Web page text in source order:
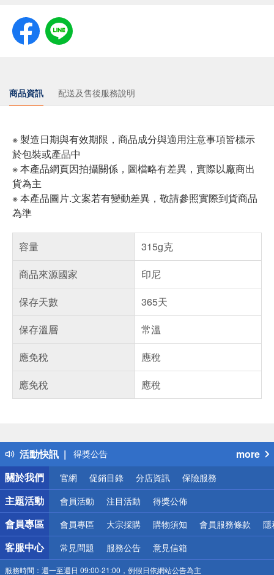
商品資訊 配送及售後服務說明
※ 製造日期與有效期限，商品成分與適用注意事項皆標示
於包裝或產品中
※ 本產品網頁因拍攝關係，圖檔略有差異，實際以廠商出
貨為主
※ 本產品圖片.文案若有變動差異，敬請參照實際到貨商品
為準
容量
315g克
商品來源國家
印尼
保存天數
365天
保存溫層
常溫
應免稅
應稅
應免稅
應稅
活動快訊
得獎公告
熱門話題
銀行優惠
偏遠地區配送
詐騙網頁！請小心！
more
關於我們
官網 促銷目錄 分店資訊 保險服務
主題活動 會員活動 注目活動 得獎公佈
會員專區 會員專區 大宗採購 購物須知 會員服務條款 隱
客服中心 常見問題 服務公告 意見信箱
服務時間： 週一至週日 09:00-21:00，例假日依網站公告為主